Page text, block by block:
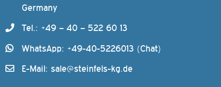
Germany
Tel.: +49 – 40 – 522 60 13
WhatsApp: +49-40-5226013 (Chat)
E-Mail: sale@steinfels-kg.de